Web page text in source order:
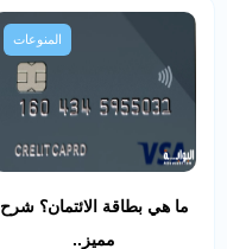
المنوعات
ما هي بطاقة الائتمان؟ شرح
مميز..